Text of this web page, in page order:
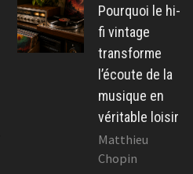
Pourquoi le hi-
fi vintage
transforme
l’écoute de la
musique en
véritable loisir
Matthieu
Chopin